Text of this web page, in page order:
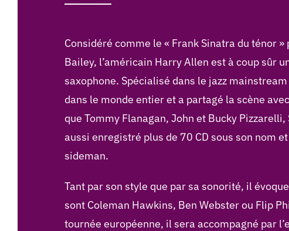
Considéré comme le « Frank Sinatra du ténor
Bailey, l’américain Harry Allen est à coup sûr
saxophone. Spécialisé dans le jazz
dans le monde entier et a partagé la scène
que Tommy Flanagan, John et Bucky
aussi enregistré plus de 70 CD sous son nom
sideman.
Tant par son style que par sa sonorité, il
sont Coleman Hawkins, Ben Webster ou Flip
tournée européenne, il sera accompagné par